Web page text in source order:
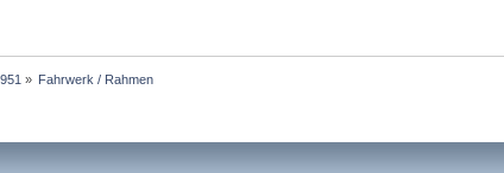
» Fahrwerk / Rahmen